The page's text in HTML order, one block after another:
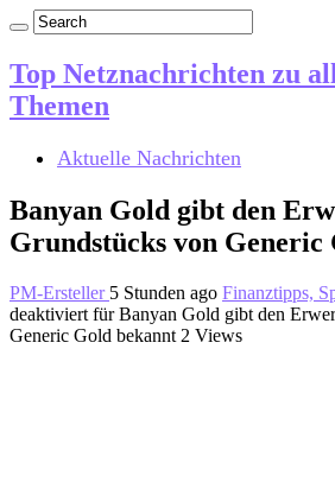
Top Netznachrichten zu
Themen
Aktuelle Nachrichten
Banyan Gold gibt den
Grundstücks von Generic
PM-Ersteller 5 Stunden ago Finanztipps,
deaktiviert für Banyan Gold gibt den
Generic Gold bekannt 2 Views